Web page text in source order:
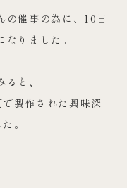
の催事の為に、10日
りました。
と、
製作された興味深
。